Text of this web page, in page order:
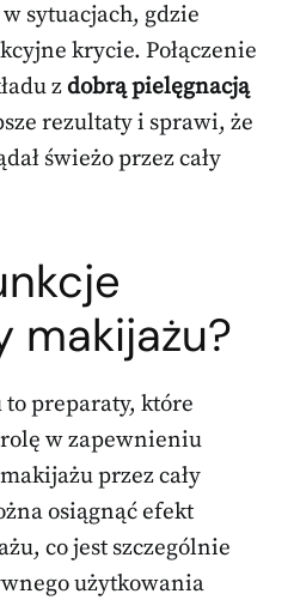
sytuacjach, gdzie
krycie. Połączenie
zdobrą pielęgnacją
rezultaty i sprawi, że
świeżo przez cały
makijażu?
preparaty, które
w zapewnieniu
przez cały
osiągnąć efekt
co jest szczególnie
użytkowania